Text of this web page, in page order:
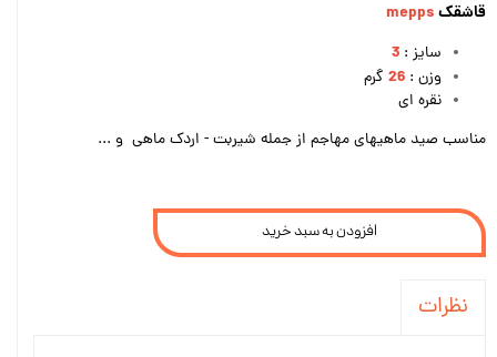
قاشقکmepps
سایز : 3
وزن : 26 گرم
نقره ای
مناسب صید ماهیهای مهاجم از جمله شیربت - اردک ماهی و ...
افزودن به سبد خرید
نظرات